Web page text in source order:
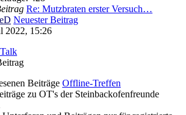
Re: Mutzbraten erster Versuch…
Neuester Beitrag
2022, 15:26
Offline-Treffen
zu OT's der Steinbackofenfreunde